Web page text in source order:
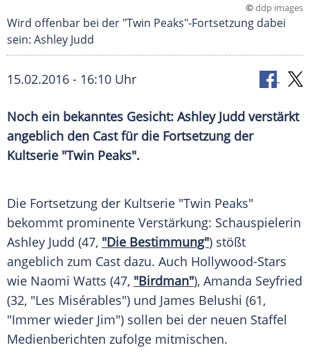
©ddp images
Wird offenbar bei der "Twin Peaks"-Fortsetzung dabei
sein: Ashley Judd
15.02.2016 - 16:10 Uhr
Noch ein bekanntes Gesicht: Ashley Judd verstärkt
angeblich den Cast für die Fortsetzung der
Kultserie "Twin Peaks".
Die Fortsetzung der Kultserie "Twin Peaks"
bekommt prominente Verstärkung: Schauspielerin
Ashley Judd (47, "Die Bestimmung") stößt
angeblich zum Cast dazu. Auch Hollywood-Stars
wie Naomi Watts (47, "Birdman"), Amanda Seyfried
(32, "Les Misérables") und James Belushi (61,
"Immer wieder Jim") sollen bei der neuen Staffel
Medienberichten zufolge mitmischen.